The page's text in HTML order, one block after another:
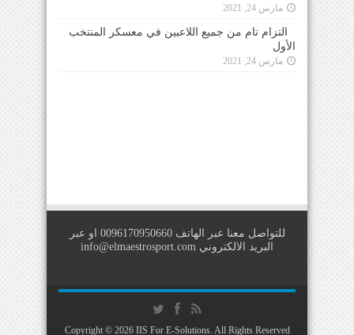
مارس 24, 2021
التزام تام من جميع اللاعبين في معسكر المنتخب
الأول
مارس 24, 2021
للتواصل معنا عبر الهاتف 0096170950660 او عبر
البريد الالكتروني info@elmaestrosport.com
Copyright © 2026 IIS For E-Solutions. All Rights Reserved